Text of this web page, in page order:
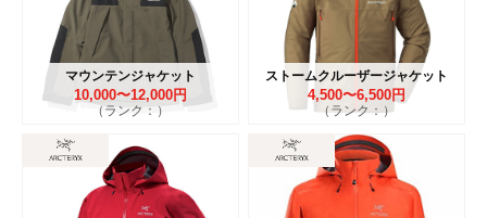
マウンテンジャケット
10,000〜12,000円
（ランク：）
ストームクルーザージャケット
4,500〜6,500円
（ランク：）